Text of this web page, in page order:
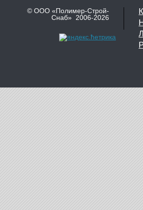
© ООО «Полимер-Строй-
Снаб» 2006-2026